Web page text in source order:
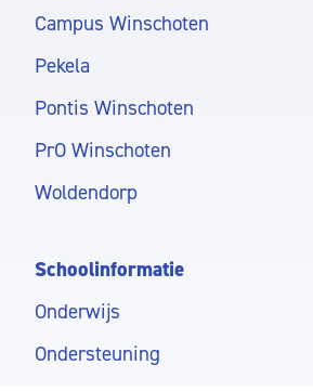
Campus Winschoten
Pekela
Pontis Winschoten
PrO Winschoten
Woldendorp
Schoolinformatie
Onderwijs
Ondersteuning